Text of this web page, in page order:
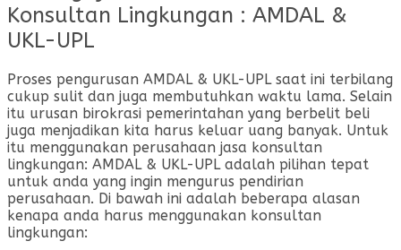
Konsultan Lingkungan : AMDAL &
UKL-UPL
Proses pengurusan AMDAL & UKL-UPL saat ini terbilang
cukup sulit dan juga membutuhkan waktu lama. Selain
itu urusan birokrasi pemerintahan yang berbelit beli
juga menjadikan kita harus keluar uang banyak. Untuk
itu menggunakan perusahaan jasa konsultan
lingkungan: AMDAL & UKL-UPL adalah pilihan tepat
untuk anda yang ingin mengurus pendirian
perusahaan. Di bawah ini adalah beberapa alasan
kenapa anda harus menggunakan konsultan
lingkungan: